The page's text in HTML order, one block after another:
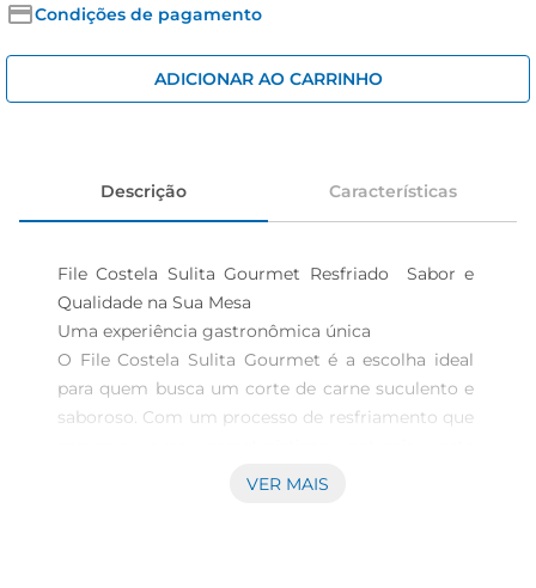
Condições de pagamento
ADICIONAR AO CARRINHO
Descrição Características
File Costela Sulita Gourmet Resfriado  Sabor e
Qualidade na Sua Mesa
Uma experiência gastronômica única
O File Costela Sulita Gourmet é a escolha ideal
para quem busca um corte de carne suculento e
saboroso. Com um processo de resfriamento que
produto é perfeito para preparar pratos que vão
VER MAIS
arroz
iogurte